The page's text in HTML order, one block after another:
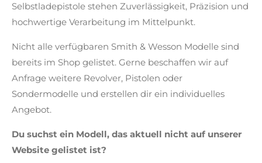
Selbstladepistole stehen Zuverlässigkeit, Präzision und
hochwertige Verarbeitung im Mittelpunkt.
Nicht alle verfügbaren Smith & Wesson Modelle sind
bereits im Shop gelistet. Gerne beschaffen wir auf
Anfrage weitere Revolver, Pistolen oder
Sondermodelle und erstellen dir ein individuelles
Angebot.
Du suchst ein Modell, das aktuell nicht auf unserer
Website gelistet ist?